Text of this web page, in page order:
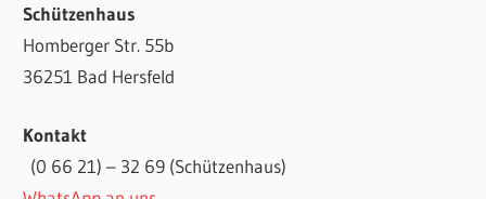
Schützenhaus
Homberger Str. 55b
36251 Bad Hersfeld
Kontakt
(0 66 21) – 32 69 (Schützenhaus)